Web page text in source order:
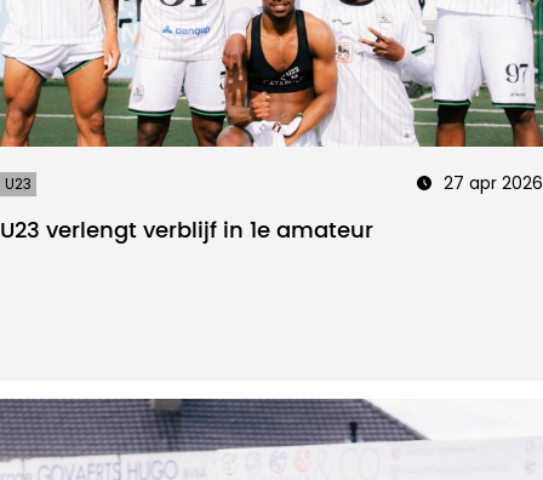
U23 27 apr 2026
U23 verlengt verblijf in 1e amateur